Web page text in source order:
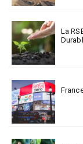
La